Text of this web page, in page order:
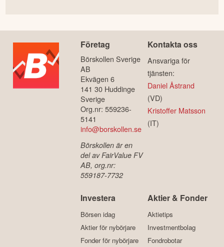
Företag
Börskollen Sverige
AB
Ekvägen 6
141 30 Huddinge
Sverige
Org.nr: 559236-
5141
info@borskollen.se
Börskollen är en
del av FairValue FV
AB, org.nr:
559187-7732
Kontakta oss
Ansvariga för
tjänsten:
Daniel Åstrand
(VD)
Kristoffer Matsson
(IT)
Investera
Börsen idag
Aktier för nybörjare
Fonder för nybörjare
Aktier & Fonder
Aktietips
Investmentbolag
Fondrobotar